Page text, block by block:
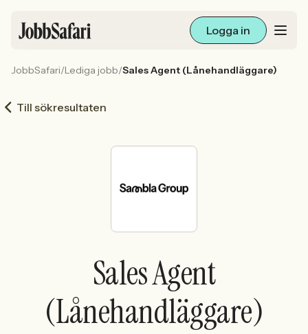
Logga in
Arbetsliv och karriär
För arbetsgivare
Sök med AI
Ny här? Skapa konto
JobbSafari/Lediga jobb/Sales Agent (Lånehandläggare)
Till sökresultaten
Sales Agent
(Lånehandläggare)